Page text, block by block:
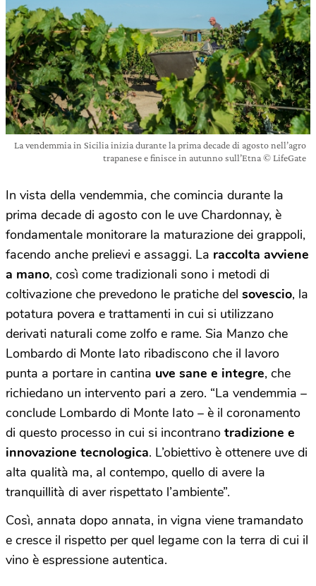
La vendemmia in Sicilia inizia durante la prima decade di agosto nell’agro
trapanese e finisce in autunno sull’Etna © LifeGate
In vista della vendemmia, che comincia durante la
prima decade di agosto con le uve Chardonnay, è
fondamentale monitorare la maturazione dei grappoli,
facendo anche prelievi e assaggi. La raccolta avviene
a mano, così come tradizionali sono i metodi di
coltivazione che prevedono le pratiche del sovescio, la
potatura povera e trattamenti in cui si utilizzano
derivati naturali come zolfo e rame. Sia Manzo che
Lombardo di Monte Iato ribadiscono che il lavoro
punta a portare in cantina uve sane e integre, che
richiedano un intervento pari a zero. “La vendemmia –
conclude Lombardo di Monte Iato – è il coronamento
di questo processo in cui si incontrano tradizione e
innovazione tecnologica. L’obiettivo è ottenere uve di
alta qualità ma, al contempo, quello di avere la
tranquillità di aver rispettato l’ambiente”.
Così, annata dopo annata, in vigna viene tramandato
e cresce il rispetto per quel legame con la terra di cui il
vino è espressione autentica.